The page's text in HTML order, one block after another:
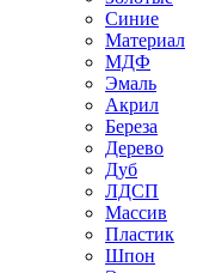
Синие
Материал
МДФ
Эмаль
Акрил
Береза
Дерево
Дуб
ЛДСП
Массив
Пластик
Шпон